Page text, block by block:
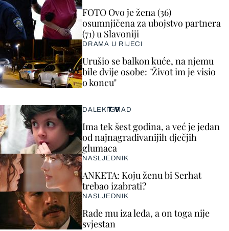
FOTO Ovo je žena (36)
osumnjičena za ubojstvo partnera
(71) u Slavoniji
DRAMA U RIJECI
Urušio se balkon kuće, na njemu
bile dvije osobe: "Život im je visio
o koncu"
TV
DALEKI GRAD
Ima tek šest godina, a već je jedan
od najnagrađivanijih dječjih
glumaca
NASLJEDNIK
ANKETA: Koju ženu bi Serhat
trebao izabrati?
NASLJEDNIK
Rade mu iza leđa, a on toga nije
svjestan